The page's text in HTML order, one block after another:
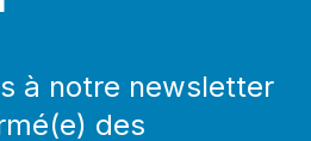
à notre newsletter
des